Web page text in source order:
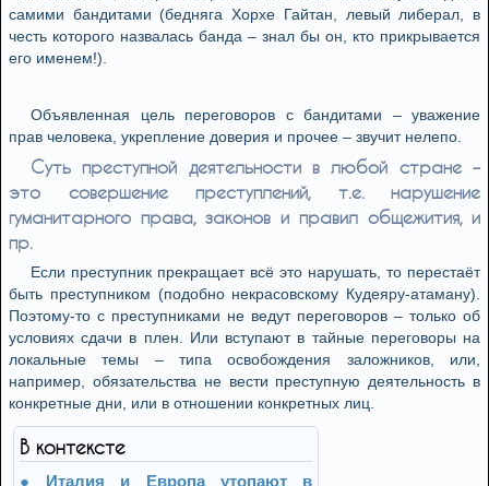
самими бандитами (бедняга Хорхе Гайтан, левый либерал, в
честь которого назвалась банда – знал бы он, кто прикрывается
его именем!).
Объявленная цель переговоров с бандитами – уважение
прав человека, укрепление доверия и прочее – звучит нелепо.
Суть преступной деятельности в любой стране –
это совершение преступлений, т.е. нарушение
гуманитарного права, законов и правил общежития, и
пр.
Если преступник прекращает всё это нарушать, то перестаёт
быть преступником (подобно некрасовскому Кудеяру-атаману).
Поэтому-то с преступниками не ведут переговоров – только об
условиях сдачи в плен. Или вступают в тайные переговоры на
локальные темы – типа освобождения заложников, или,
например, обязательства не вести преступную деятельность в
конкретные дни, или в отношении конкретных лиц.
В контексте
Италия и Европа утопают в